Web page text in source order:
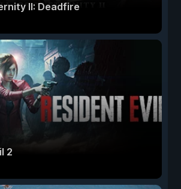
II: Deadfire
2